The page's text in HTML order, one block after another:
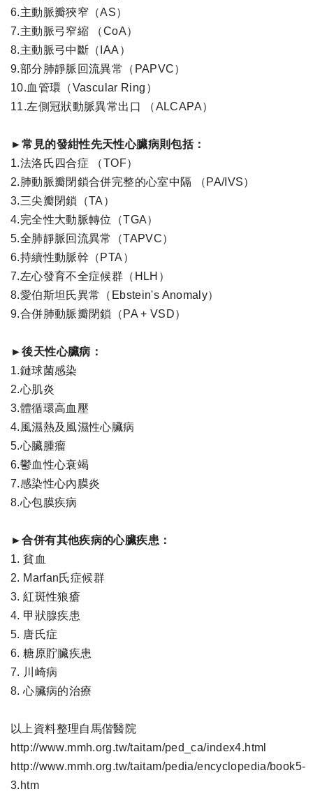
6.主動脈瓣狹窄（AS）
7.主動脈弓窄縮 （CoA）
8.主動脈弓中斷（IAA）
9.部分肺靜脈回流異常（PAPVC）
10.血管環（Vascular Ring）
11.左側冠狀動脈異常出口 （ALCAPA）
►常見的發紺性先天性心臟病則包括：
1.法洛氏四合症 （TOF）
2.肺動脈瓣閉鎖合併完整的心室中隔 （PA/IVS）
3.三尖瓣閉鎖（TA）
4.完全性大動脈轉位（TGA）
5.全肺靜脈回流異常（TAPVC）
6.持續性動脈幹（PTA）
7.左心發育不全症候群（HLH）
8.愛伯斯坦氏異常（Ebstein's Anomaly）
9.合併肺動脈瓣閉鎖（PA + VSD）
►後天性心臟病：
1.鏈球菌感染
2.心肌炎
3.體循環高血壓
4.風濕熱及風濕性心臟病
5.心臟腫瘤
6.鬱血性心衰竭
7.感染性心內膜炎
8.心包膜疾病
►合併有其他疾病的心臟疾患：
1. 貧血
2. Marfan氏症候群
3. 紅斑性狼瘡
4. 甲狀腺疾患
5. 唐氏症
6. 糖原貯臟疾患
7. 川崎病
8. 心臟病的治療
以上資料整理自馬偕醫院
http://www.mmh.org.tw/taitam/ped_ca/index4.html
http://www.mmh.org.tw/taitam/pedia/encyclopedia/book5-
3.htm